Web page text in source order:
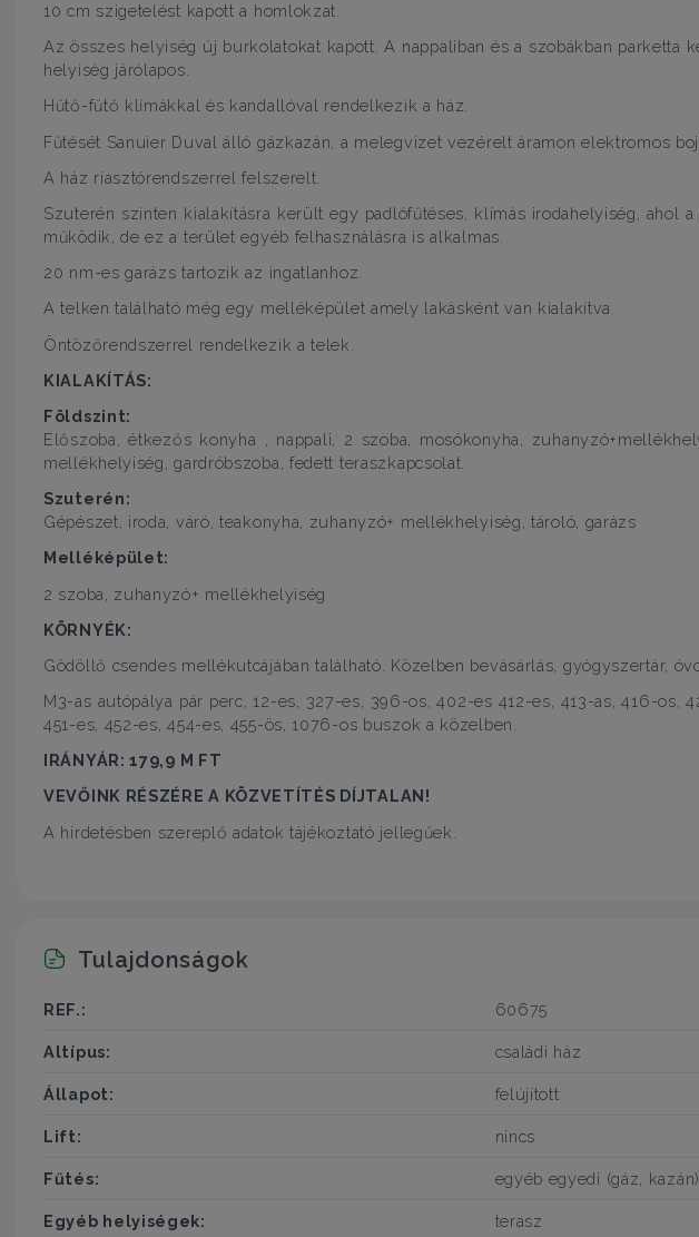
10 cm szigetelést kapott a homlokzat.
Az összes helyiség új burkolatokat kapott. A nappaliban és a szobákban parketta
helyiség járólapos.
Hűtő-fűtő klímákkal és kandallóval rendelkezik a ház.
Fűtését Sanuier Duval álló gázkazán, a melegvizet vezérelt áramon elektromos
A ház riasztórendszerrel felszerelt.
Szuterén szinten kialakításra került egy padlófűtéses, klímás irodahelyiség, ahol
működik, de ez a terület egyéb felhasználásra is alkalmas.
20 nm-es garázs tartozik az ingatlanhoz.
A telken található még egy melléképület amely lakásként van kialakítva.
Öntözőrendszerrel rendelkezik a telek.
KIALAKÍTÁS:
Földszint:
Előszoba, étkezős konyha , nappali, 2 szoba, mosókonyha,
mellékhelyiség, gardróbszoba, fedett teraszkapcsolat.
Szuterén:
Gépészet, iroda, váró, teakonyha, zuhanyzó+ mellékhelyiség, tároló, garázs
Melléképület:
2 szoba, zuhanyzó+ mellékhelyiség
KÖRNYÉK:
Gödöllő csendes mellékutcájában található. Közelben bevásárlás, gyógyszertár,
M3-as autópálya pár perc, 12-es, 327-es, 396-os, 402-es 412-es, 413-as, 416-os,
451-es, 452-es, 454-es, 455-ös, 1076-os buszok a közelben.
IRÁNYÁR: 179,9 M FT
VEVŐINK RÉSZÉRE A KÖZVETÍTÉS DÍJTALAN!
A hirdetésben szereplő adatok tájékoztató jellegűek.
Tulajdonságok
REF.: 60675
Altípus: családi ház
Állapot: felújított
Lift: nincs
Fűtés: egyéb egyedi (gáz, kazán)
Egyéb helyiségek: terasz